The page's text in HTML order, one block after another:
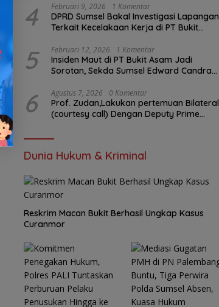
4 Februari 9, 2026 1 Komentar
DPRD Sumsel Bakal Investigasi Lapangan
Terkait Kecelakaan Kerja di PT Bukit
5 Februari 12, 2026 1 Komentar
Insiden Maut di PT Bukit Asam Jadi
Sorotan, Sekda Sumsel Edward Candra
6 Agustus 7, 2026 0 Komentar
Prof. Zudan,Lakukan pertemuan Bilateral
(courtesy call) Dengan Deputy Prime
Indonesia Jadi Pusat Kolaborasi ASN
Dunia Hukum & Kriminal
Reskrim Macan Bukit Berhasil Ungkap Kasus
Curanmor